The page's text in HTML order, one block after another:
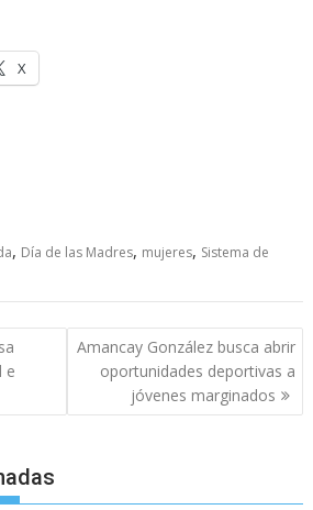
X
, Día de las Madres, mujeres, Sistema de
e
Amancay González busca abrir
oportunidades deportivas a
jóvenes marginados